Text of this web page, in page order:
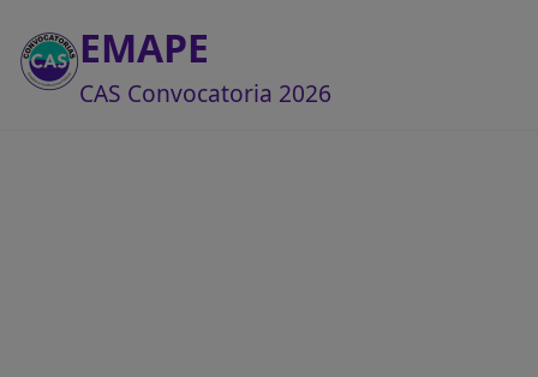
EMAPE
CAS Convocatoria 2026